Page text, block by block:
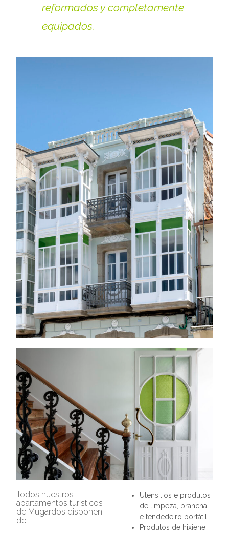
reformados y completamente
equipados.
Todos nuestros
apartamentos turísticos
de Mugardos disponen
de:
Utensilios e produtos
de limpeza, prancha
e tendedeiro portátil.
Produtos de hixiene